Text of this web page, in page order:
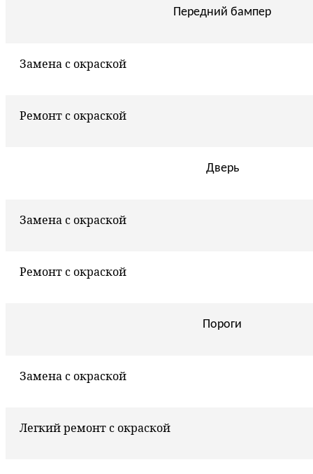
Передний бампер
Замена с окраской
Ремонт с окраской
Дверь
Замена с окраской
Ремонт с окраской
Пороги
Замена с окраской
Легкий ремонт с окраской